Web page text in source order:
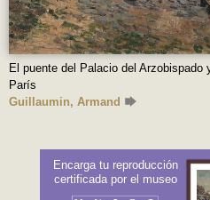
El puente del Palacio del Arzobispado
París
Guillaumin, Armand
Encarga tu reproducción
certificada por el museo